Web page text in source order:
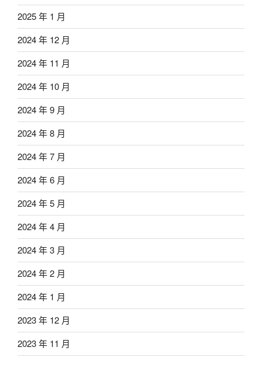
2025 年 1 月
2024 年 12 月
2024 年 11 月
2024 年 10 月
2024 年 9 月
2024 年 8 月
2024 年 7 月
2024 年 6 月
2024 年 5 月
2024 年 4 月
2024 年 3 月
2024 年 2 月
2024 年 1 月
2023 年 12 月
2023 年 11 月